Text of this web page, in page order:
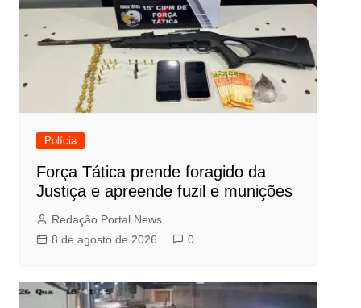
Polícia
Força Tática prende foragido da
Justiça e apreende fuzil e munições
Redação Portal News
8 de agosto de 2026
0